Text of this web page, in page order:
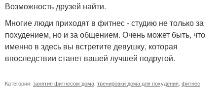
Возможность друзей найти.
Многие люди приходят в фитнес - студию не только за
похудением, но и за общением. Очень может быть, что
именно в здесь вы встретите девушку, которая
впоследствии станет вашей лучшей подругой.
Категории: занятия фитнесом дома, тренировки дома для похудения, фитнес